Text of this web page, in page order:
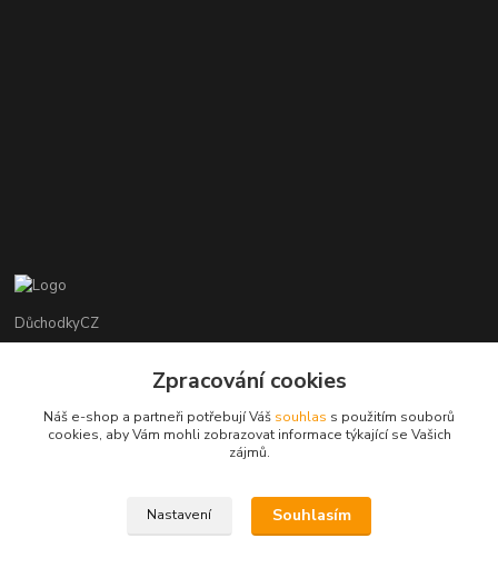
DůchodkyCZ
+420 412384749
objednavky@duchodky.cz
Zpracování cookies
Náš e-shop a partneři potřebují Váš souhlas s použitím souborů
cookies, aby Vám mohli zobrazovat informace týkající se Vašich
zájmů.
Nastavení Souhlasím